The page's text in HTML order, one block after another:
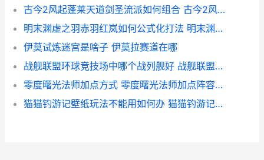
古今2风起蓬莱天道剑圣流派如何组合 古今2风起蓬莱武侠试炼
明末渊虚之羽赤羽红岚如何公式化打法 明末渊虚之羽赤羽红岚怎么打
伊莫试炼迷宫是啥子 伊莫拉赛道在哪
战舰联盟环球竞技场中哪个战列舰好 战舰联盟官网地址
零度曙光法师加点方式 零度曙光法师加点阵容详解
猫猫钓游记壁纸玩法不能用如何办 猫猫钓游记壁纸模式不显示